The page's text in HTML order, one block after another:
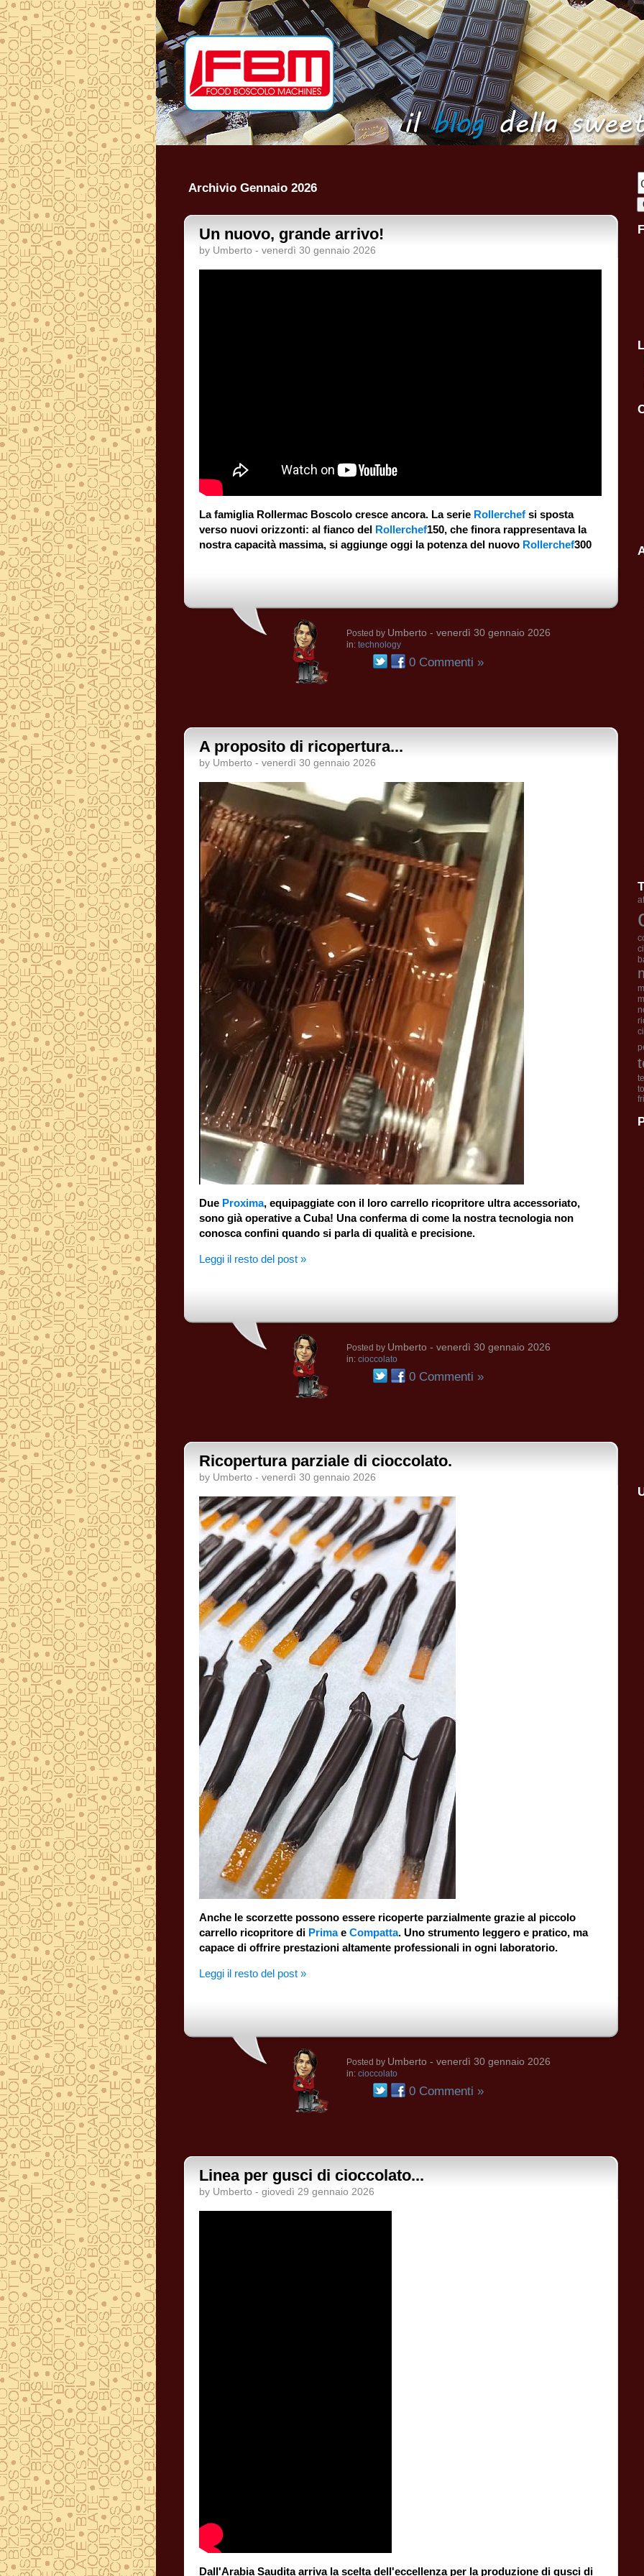
Archivio Gennaio 2026
Un nuovo, grande arrivo!
by Umberto - venerdì 30 gennaio 2026
La famiglia Rollermac Boscolo cresce ancora. La serie Rollerchef si sposta
verso nuovi orizzonti: al fianco del Rollerchef150, che finora rappresentava la
nostra capacità massima, si aggiunge oggi la potenza del nuovo Rollerchef300
Posted by Umberto - venerdì 30 gennaio 2026
in: technology
0 Commenti »
A proposito di ricopertura...
by Umberto - venerdì 30 gennaio 2026
Due Proxima, equipaggiate con il loro carrello ricopritore ultra accessoriato,
sono già operative a Cuba! Una conferma di come la nostra tecnologia non
conosca confini quando si parla di qualità e precisione.
Leggi il resto del post »
Posted by Umberto - venerdì 30 gennaio 2026
in: cioccolato
0 Commenti »
Ricopertura parziale di cioccolato.
by Umberto - venerdì 30 gennaio 2026
Anche le scorzette possono essere ricoperte parzialmente grazie al piccolo
carrello ricopritore di Primae Compatta. Uno strumento leggero e pratico, ma
capace di offrire prestazioni altamente professionali in ogni laboratorio.
Leggi il resto del post »
Posted by Umberto - venerdì 30 gennaio 2026
in: cioccolato
0 Commenti »
Linea per gusci di cioccolato...
by Umberto - giovedì 29 gennaio 2026
Dall'Arabia Saudita arriva la scelta dell'eccellenza per la produzione di gusci di